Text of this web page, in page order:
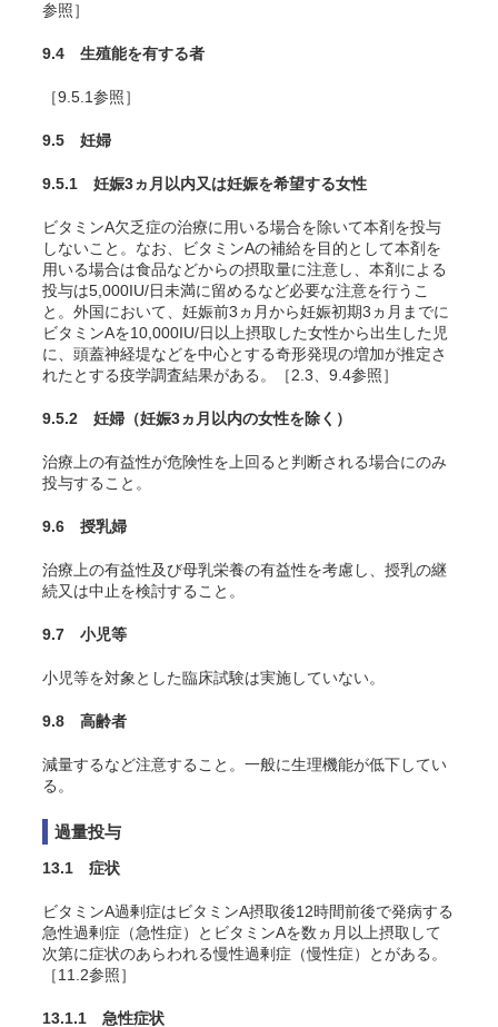
参照］
9.4 生殖能を有する者
［9.5.1参照］
9.5 妊婦
9.5.1 妊娠3ヵ月以内又は妊娠を希望する女性
ビタミンA欠乏症の治療に用いる場合を除いて本剤を投与
しないこと。なお、ビタミンAの補給を目的として本剤を
用いる場合は食品などからの摂取量に注意し、本剤による
投与は5,000IU/日未満に留めるなど必要な注意を行うこ
と。外国において、妊娠前3ヵ月から妊娠初期3ヵ月までに
ビタミンAを10,000IU/日以上摂取した女性から出生した児
に、頭蓋神経堤などを中心とする奇形発現の増加が推定さ
れたとする疫学調査結果がある。［2.3、9.4参照］
9.5.2 妊婦（妊娠3ヵ月以内の女性を除く）
治療上の有益性が危険性を上回ると判断される場合にのみ
投与すること。
9.6 授乳婦
治療上の有益性及び母乳栄養の有益性を考慮し、授乳の継
続又は中止を検討すること。
9.7 小児等
小児等を対象とした臨床試験は実施していない。
9.8 高齢者
減量するなど注意すること。一般に生理機能が低下してい
る。
過量投与
13.1 症状
ビタミンA過剰症はビタミンA摂取後12時間前後で発病する
急性過剰症（急性症）とビタミンAを数ヵ月以上摂取して
次第に症状のあらわれる慢性過剰症（慢性症）とがある。
［11.2参照］
13.1.1 急性症状